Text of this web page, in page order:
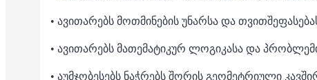
• ავითარებს მოთმინების უნარსა და
• ავითარებს მათემატიკურ ლოგიკასა და
• აუმჯობესებს ნაჭრებს შორის გეომეტრიული